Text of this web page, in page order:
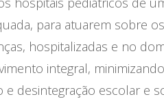
para atuarem sobre
hospitalizadas e no
integral,
desintegração escolar e